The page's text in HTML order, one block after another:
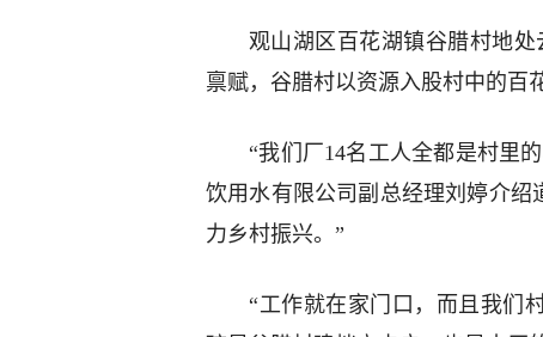
观山湖区百花湖镇谷腊村地
禀赋，谷腊村以资源入股村中的百
“我们厂14名工人全都是村里
饮用水有限公司副总经理刘婷介绍
力乡村振兴。”
“工作就在家门口，而且我们